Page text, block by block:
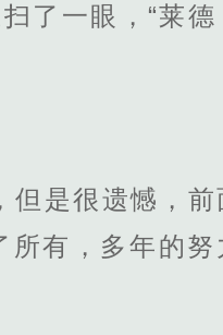
了一眼，“莱
但是很遗憾，前
有，多年的努